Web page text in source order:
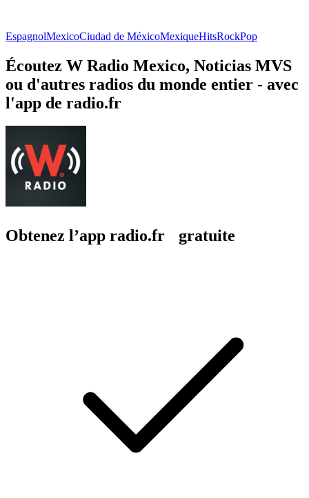
EspagnolMexicoCiudad de MéxicoMexiqueHitsRockPop
Écoutez W Radio Mexico, Noticias MVS
ou d'autres radios du monde entier - avec
l'app de radio.fr
Obtenez l’app radio.fr gratuite